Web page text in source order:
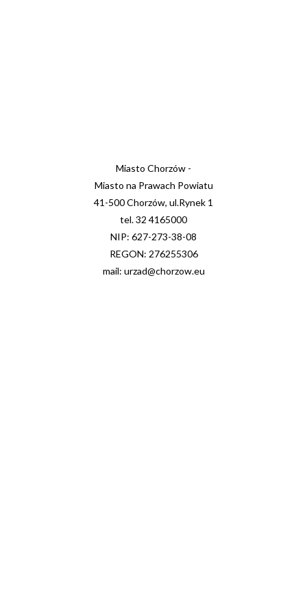
Miasto Chorzów -
Miasto na Prawach Powiatu
41-500 Chorzów, ul.Rynek 1
tel. 32 4165000
NIP: 627-273-38-08
REGON: 276255306
mail: urzad@chorzow.eu